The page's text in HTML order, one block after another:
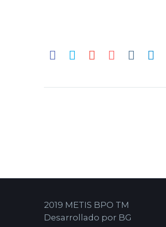
2019 METIS BPO TM
Desarrollado por BG